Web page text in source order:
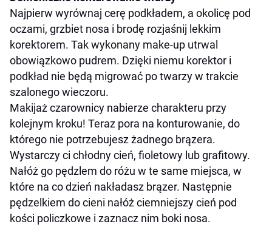
Najpierw wyrównaj cerę podkładem, a okolicę pod
oczami, grzbiet nosa i brodę rozjaśnij lekkim
korektorem. Tak wykonany make-up utrwal
obowiązkowo pudrem. Dzięki niemu korektor i
podkład nie będą migrować po twarzy w trakcie
szalonego wieczoru.
Makijaż czarownicy nabierze charakteru przy
kolejnym kroku! Teraz pora na konturowanie, do
którego nie potrzebujesz żadnego brązera.
Wystarczy ci chłodny cień, fioletowy lub grafitowy.
Nałóż go pędzlem do różu w te same miejsca, w
które na co dzień nakładasz brązer. Następnie
pędzelkiem do cieni nałóż ciemniejszy cień pod
kości policzkowe i zaznacz nim boki nosa.